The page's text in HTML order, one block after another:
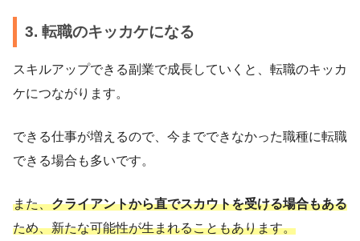
3. 転職のキッカケになる
スキルアップできる副業で成長していくと、転職のキッカ
ケにつながります。
できる仕事が増えるので、今までできなかった職種に転職
できる場合も多いです。
また、クライアントから直でスカウトを受ける場合もある
ため、新たな可能性が生まれることもあります。